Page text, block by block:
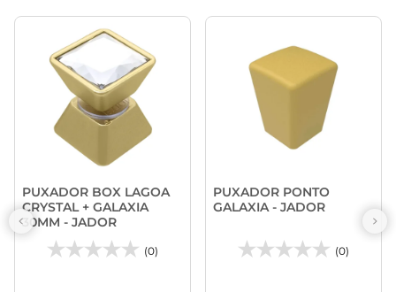
PUXADOR BOX LAGOA
CRYSTAL + GALAXIA
30MM - JADOR
(0)
PUXADOR PONTO
GALAXIA - JADOR
(0)